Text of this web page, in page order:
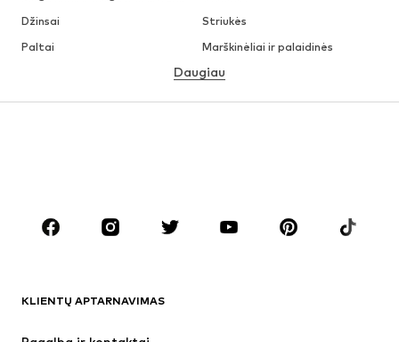
Džinsai
Striukės
Paltai
Marškinėliai ir palaidinės
Apatiniai
Sijonai
Palaidinės ir tunikos
Aksesuarai
Premium
Naujienos
Daugiau
KLIENTŲ APTARNAVIMAS